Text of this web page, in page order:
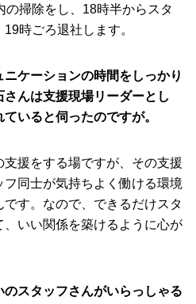
掃除をし、18時半からスタ
時ごろ退社します。
ケーションの時間をしっかり
んは支援現場リーダーとし
いると伺ったのですが。
援をする場ですが、その支援
同士が気持ちよく働ける環境
す。なので、できるだけスタ
いい関係を築けるように心が
スタッフさんがいらっしゃる